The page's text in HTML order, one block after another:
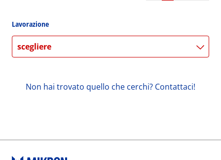
Lavorazione
scegliere
Non hai trovato quello che cerchi? Contattaci!